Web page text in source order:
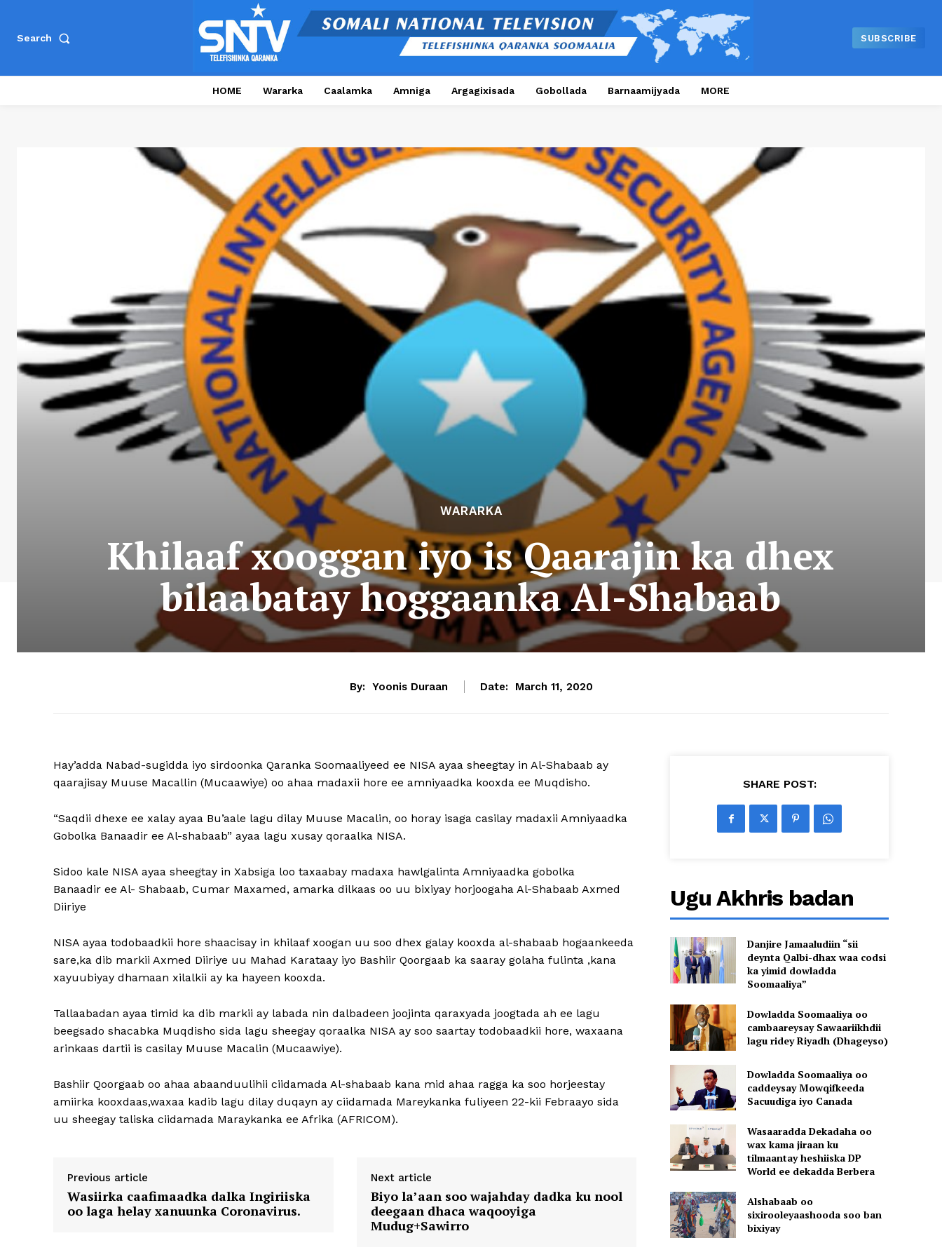
Search SUBSCRIBE
HOME Wararka Caalamka Amniga Argagixisada Gobollada Barnaamijyada MORE
WARARKA
Khilaaf xooggan iyo is Qaarajin ka dhex
bilaabatay hoggaanka Al-Shabaab
By: Yoonis Duraan Date: March 11, 2020
Hay’adda Nabad-sugidda iyo sirdoonka Qaranka Soomaaliyeed ee NISA ayaa sheegtay in Al-Shabaab ay
qaarajisay Muuse Macallin (Mucaawiye) oo ahaa madaxii hore ee amniyaadka kooxda ee Muqdisho.
“Saqdii dhexe ee xalay ayaa Bu’aale lagu dilay Muuse Macalin, oo horay isaga casilay madaxii Amniyaadka
Gobolka Banaadir ee Al-shabaab” ayaa lagu xusay qoraalka NISA.
Sidoo kale NISA ayaa sheegtay in Xabsiga loo taxaabay madaxa hawlgalinta Amniyaadka gobolka
Banaadir ee Al- Shabaab, Cumar Maxamed, amarka dilkaas oo uu bixiyay horjoogaha Al-Shabaab Axmed
Diiriye
NISA ayaa todobaadkii hore shaacisay in khilaaf xoogan uu soo dhex galay kooxda al-shabaab hogaankeeda
sare,ka dib markii Axmed Diiriye uu Mahad Karataay iyo Bashiir Qoorgaab ka saaray golaha fulinta ,kana
xayuubiyay dhamaan xilalkii ay ka hayeen kooxda.
Tallaabadan ayaa timid ka dib markii ay labada nin dalbadeen joojinta qaraxyada joogtada ah ee lagu
beegsado shacabka Muqdisho sida lagu sheegay qoraalka NISA ay soo saartay todobaadkii hore, waxaana
arinkaas dartii is casilay Muuse Macalin (Mucaawiye).
Bashiir Qoorgaab oo ahaa abaanduulihii ciidamada Al-shabaab kana mid ahaa ragga ka soo horjeestay
amiirka kooxdaas,waxaa kadib lagu dilay duqayn ay ciidamada Mareykanka fuliyeen 22-kii Febraayo sida
uu sheegay taliska ciidamada Maraykanka ee Afrika (AFRICOM).
Previous article
Wasiirka caafimaadka dalka Ingiriiska
oo laga helay xanuunka Coronavirus.
Next article
Biyo la’aan soo wajahday dadka ku nool
deegaan dhaca waqooyiga
Mudug+Sawirro
SHARE POST:
Ugu Akhris badan
Danjire Jamaaludiin “sii
deynta Qalbi-dhax waa codsi
ka yimid dowladda
Soomaaliya”
Dowladda Soomaaliya oo
cambaareysay Sawaariikhdii
lagu ridey Riyadh (Dhageyso)
Dowladda Soomaaliya oo
caddeysay Mowqifkeeda
Sacuudiga iyo Canada
Wasaaradda Dekadaha oo
wax kama jiraan ku
tilmaantay heshiiska DP
World ee dekadda Berbera
Alshabaab oo
sixirooleyaashooda soo ban
bixiyay